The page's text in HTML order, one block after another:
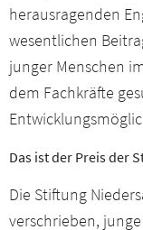
herausragenden
wesentlichen
junger Menschen
dem Fachkräfte
Das ist der Preis der
Die Stiftung
verschrieben,